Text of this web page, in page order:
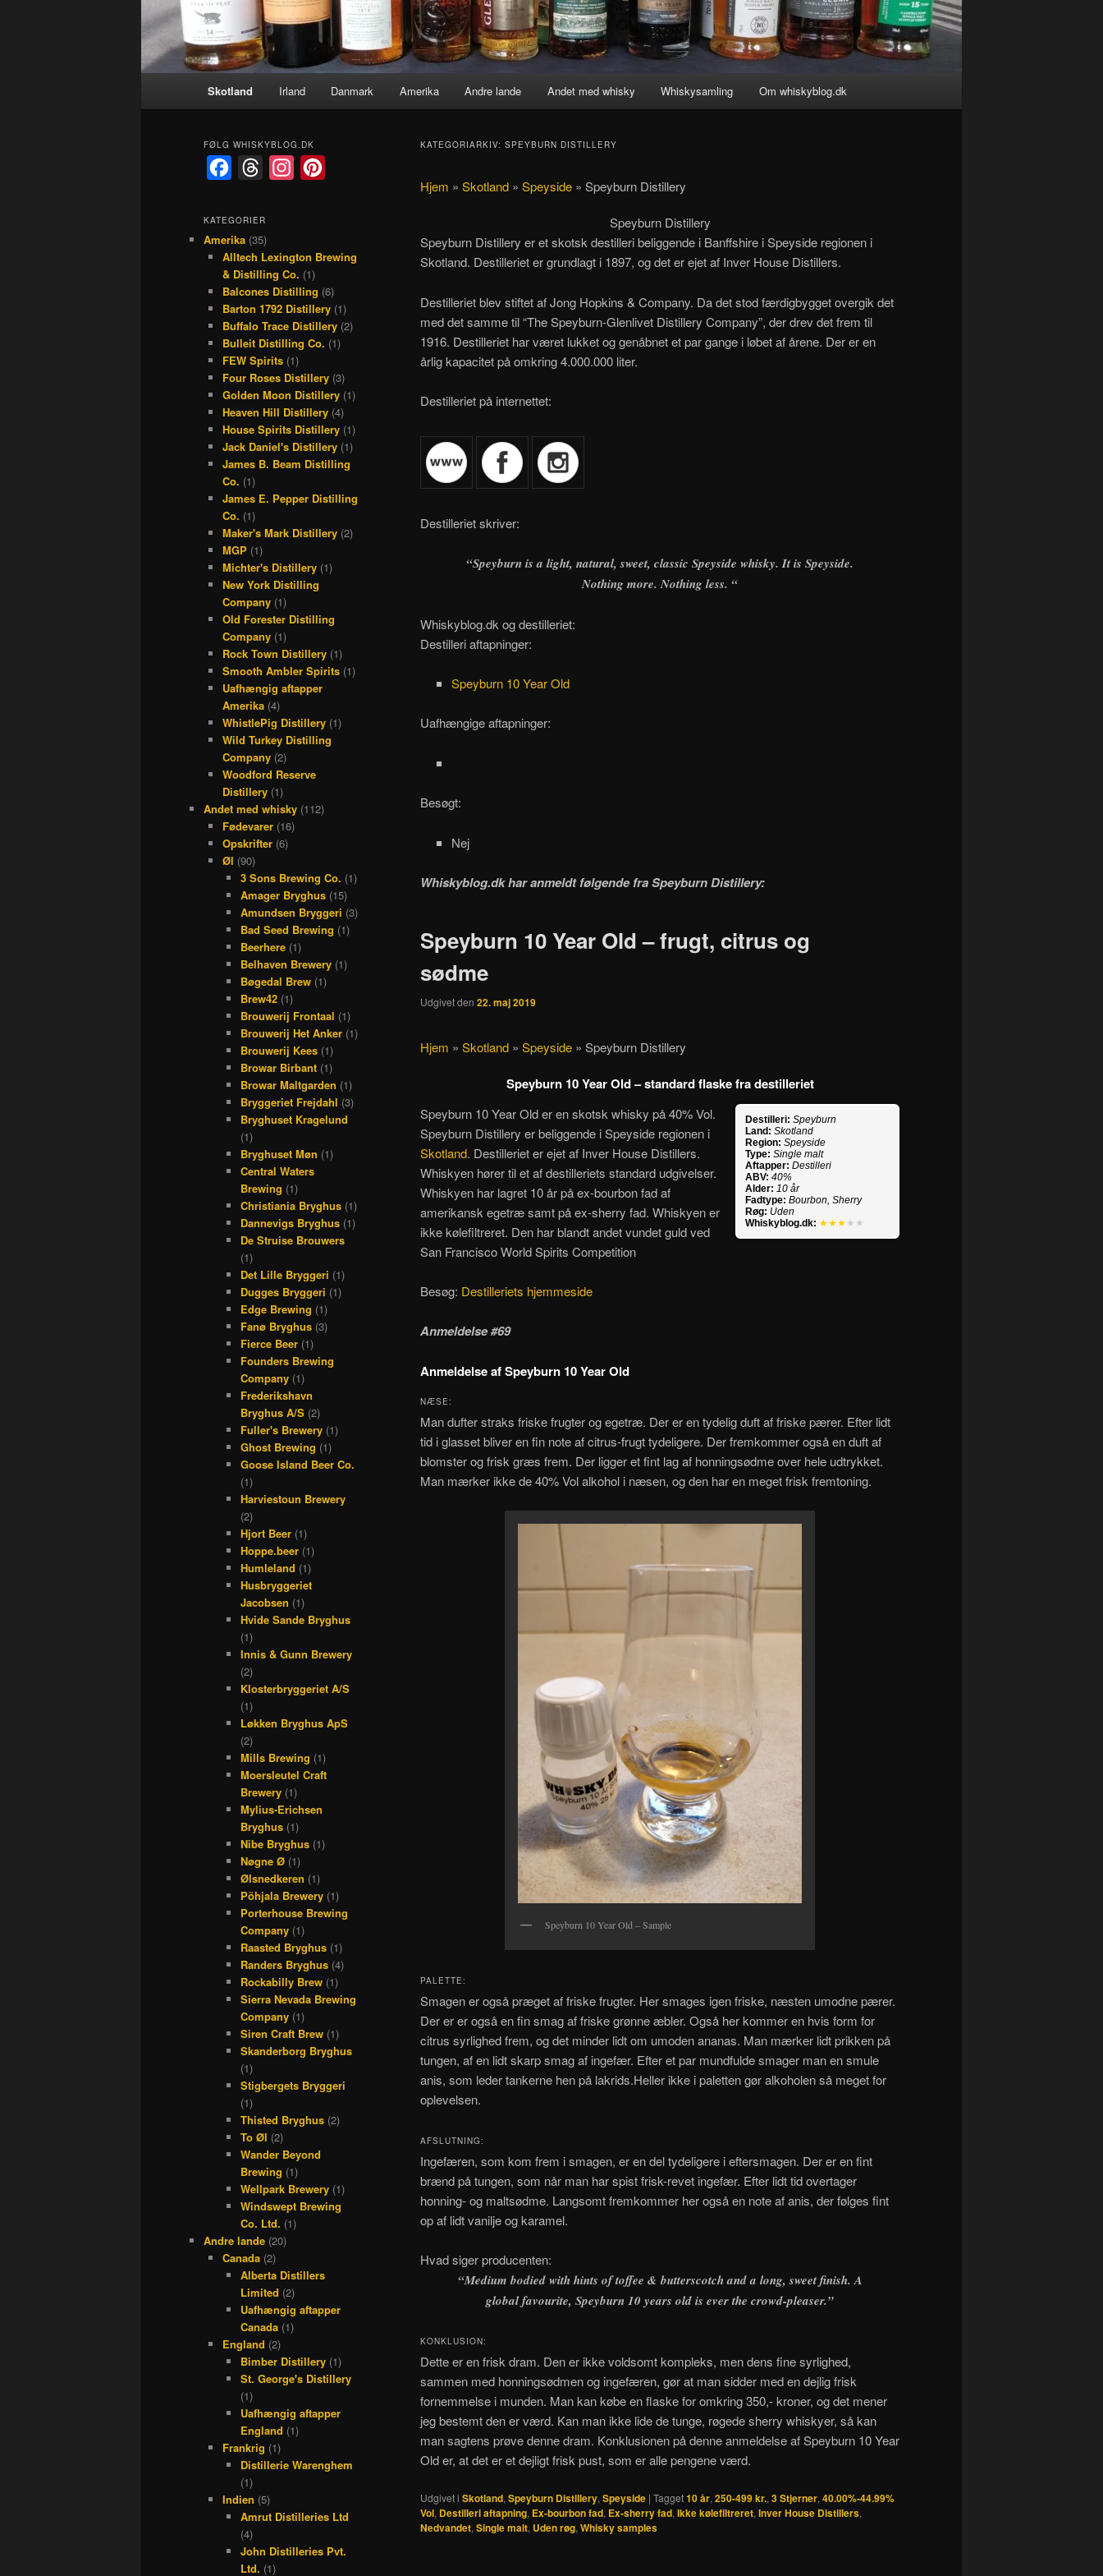
Skotland Irland Danmark Amerika Andre lande Andet med whisky Whiskysamling Om whiskyblog.dk
KATEGORIARKIV: SPEYBURN DISTILLERY
Hjem » Skotland » Speyside » Speyburn Distillery
Speyburn Distillery
Speyburn Distillery er et skotsk destilleri beliggende i Banffshire i Speyside regionen i
Skotland. Destilleriet er grundlagt i 1897, og det er ejet af Inver House Distillers.
Destilleriet blev stiftet af Jong Hopkins & Company. Da det stod færdigbygget overgik det
med det samme til “The Speyburn-Glenlivet Distillery Company”, der drev det frem til
1916. Destilleriet har været lukket og genåbnet et par gange i løbet af årene. Der er en
årlig kapacitet på omkring 4.000.000 liter.
Destilleriet på internettet:
Destilleriet skriver:
“Speyburn is a light, natural, sweet, classic Speyside whisky. It is Speyside.
Nothing more. Nothing less. “
Whiskyblog.dk og destilleriet:
Destilleri aftapninger:
Speyburn 10 Year Old
Uafhængige aftapninger:
Besøgt:
Nej
Whiskyblog.dk har anmeldt følgende fraSpeyburn Distillery:
Speyburn 10 Year Old – frugt, citrus og
sødme
Udgivet den 22. maj 2019
Hjem » Skotland » Speyside » Speyburn Distillery
Speyburn 10 Year Old – standard flaske fra destilleriet
Destilleri: Speyburn
Land: Skotland
Region: Speyside
Type: Single malt
Aftapper: Destilleri
ABV: 40%
Alder: 10 år
Fadtype: Bourbon, Sherry
Røg: Uden
Whiskyblog.dk: ★★★ ★★
Speyburn 10 Year Old er en skotsk whisky på 40% Vol.
Speyburn Distillery er beliggende i Speyside regionen i
Skotland. Destilleriet er ejet af Inver House Distillers.
Whiskyen hører til et af destilleriets standard udgivelser.
Whiskyen har lagret 10 år på ex-bourbon fad af
amerikansk egetræ samt på ex-sherry fad. Whiskyen er
ikke kølefiltreret. Den har blandt andet vundet guld ved
San Francisco World Spirits Competition
Besøg: Destilleriets hjemmeside
Anmeldelse #69
Anmeldelse af Speyburn 10 Year Old
NÆSE:
Man dufter straks friske frugter og egetræ. Der er en tydelig duft af friske pærer. Efter lidt
tid i glasset bliver en fin note af citrus-frugt tydeligere. Der fremkommer også en duft af
blomster og frisk græs frem. Der ligger et fint lag af honningsødme over hele udtrykket.
Man mærker ikke de 40% Vol alkohol i næsen, og den har en meget frisk fremtoning.
Speyburn 10 Year Old – Sample
PALETTE:
Smagen er også præget af friske frugter. Her smages igen friske, næsten umodne pærer.
Der er er også en fin smag af friske grønne æbler. Også her kommer en hvis form for
citrus syrlighed frem, og det minder lidt om umoden ananas. Man mærker lidt prikken på
tungen, af en lidt skarp smag af ingefær. Efter et par mundfulde smager man en smule
anis, som leder tankerne hen på lakrids.Heller ikke i paletten gør alkoholen så meget for
oplevelsen.
AFSLUTNING:
Ingefæren, som kom frem i smagen, er en del tydeligere i eftersmagen. Der er en fint
brænd på tungen, som når man har spist frisk-revet ingefær. Efter lidt tid overtager
honning- og maltsødme. Langsomt fremkommer her også en note af anis, der følges fint
op af lidt vanilje og karamel.
Hvad siger producenten:
“Medium bodied with hints of toffee & butterscotch and a long, sweet finish. A
global favourite, Speyburn 10 years old is ever the crowd-pleaser.”
KONKLUSION:
Dette er en frisk dram. Den er ikke voldsomt kompleks, men dens fine syrlighed,
sammen med honningsødmen og ingefæren, gør at man sidder med en dejlig frisk
fornemmelse i munden. Man kan købe en flaske for omkring 350,- kroner, og det mener
jeg bestemt den er værd. Kan man ikke lide de tunge, røgede sherry whiskyer, så kan
man sagtens prøve denne dram. Konklusionen på denne anmeldelse af Speyburn 10 Year
Old er, at det er et dejligt frisk pust, som er alle pengene værd.
Udgivet i Skotland, Speyburn Distillery, Speyside | Tagget10 år, 250-499 kr., 3 Stjerner, 40.00%-44.99%
Vol, Destilleri aftapning, Ex-bourbon fad, Ex-sherry fad, Ikke kølefiltreret, Inver House Distillers,
Nedvandet, Single malt, Uden røg, Whisky samples
FØLG WHISKYBLOG.DK
c
e
b
o
o
k
r
e
a
d
s
a
g
r
a
m
e
r
e
s
KATEGORIER
Amerika (35)
Alltech Lexington Brewing
& Distilling Co. (1)
Balcones Distilling (6)
Barton 1792 Distillery(1)
Buffalo Trace Distillery(2)
Bulleit Distilling Co. (1)
FEW Spirits(1)
Four Roses Distillery(3)
Golden Moon Distillery(1)
Heaven Hill Distillery(4)
House Spirits Distillery(1)
Jack Daniel's Distillery(1)
James B. Beam Distilling
Co. (1)
James E. Pepper Distilling
Co. (1)
Maker's Mark Distillery(2)
MGP(1)
Michter's Distillery(1)
New York Distilling
Company(1)
Old Forester Distilling
Company(1)
Rock Town Distillery(1)
Smooth Ambler Spirits(1)
Uafhængig aftapper
Amerika(4)
WhistlePig Distillery(1)
Wild Turkey Distilling
Company(2)
Woodford Reserve
Distillery(1)
Andet med whisky (112)
Fødevarer(16)
Opskrifter(6)
Øl (90)
3 Sons Brewing Co. (1)
Amager Bryghus (15)
Amundsen Bryggeri (3)
Bad Seed Brewing (1)
Beerhere (1)
Belhaven Brewery (1)
Bøgedal Brew (1)
Brew42 (1)
Brouwerij Frontaal (1)
Brouwerij Het Anker (1)
Brouwerij Kees (1)
Browar Birbant (1)
Browar Maltgarden (1)
Bryggeriet Frejdahl (3)
Bryghuset Kragelund
(1)
Bryghuset Møn (1)
Central Waters
Brewing (1)
Christiania Bryghus (1)
Dannevigs Bryghus (1)
De Struise Brouwers
(1)
Det Lille Bryggeri (1)
Dugges Bryggeri (1)
Edge Brewing (1)
Fanø Bryghus (3)
Fierce Beer (1)
Founders Brewing
Company (1)
Frederikshavn
Bryghus A/S (2)
Fuller's Brewery (1)
Ghost Brewing (1)
Goose Island Beer Co.
(1)
Harviestoun Brewery
(2)
Hjort Beer (1)
Hoppe.beer (1)
Humleland (1)
Husbryggeriet
Jacobsen (1)
Hvide Sande Bryghus
(1)
Innis & Gunn Brewery
(2)
Klosterbryggeriet A/S
(1)
Løkken Bryghus ApS
(2)
Mills Brewing (1)
Moersleutel Craft
Brewery (1)
Mylius-Erichsen
Bryghus (1)
Nibe Bryghus (1)
Nøgne Ø (1)
Ølsnedkeren (1)
Põhjala Brewery (1)
Porterhouse Brewing
Company (1)
Raasted Bryghus (1)
Randers Bryghus (4)
Rockabilly Brew (1)
Sierra Nevada Brewing
Company (1)
Siren Craft Brew (1)
Skanderborg Bryghus
(1)
Stigbergets Bryggeri
(1)
Thisted Bryghus (2)
To Øl (2)
Wander Beyond
Brewing (1)
Wellpark Brewery (1)
Windswept Brewing
Co. Ltd. (1)
Andre lande (20)
Canada(2)
Alberta Distillers
Limited (2)
Uafhængig aftapper
Canada (1)
England (2)
Bimber Distillery (1)
St. George's Distillery
(1)
Uafhængig aftapper
England (1)
Frankrig (1)
Distillerie Warenghem
(1)
Indien (5)
Amrut Distilleries Ltd
(4)
John Distilleries Pvt.
Ltd. (1)